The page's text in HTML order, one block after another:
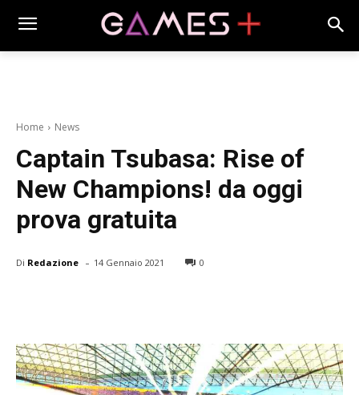
Home News
Captain Tsubasa: Rise of
New Champions! da oggi
prova gratuita
Di Redazione - 14 Gennaio 2021 0